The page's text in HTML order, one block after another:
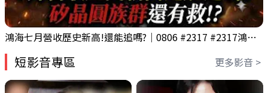
鴻海七月營收歷史新高!還能追嗎?｜0806 #2317 #2317鴻海 #矽晶圓
短影音專區 更多影音 >